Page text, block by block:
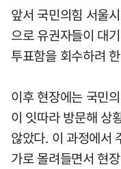
앞서 국민의힘 서울
으로 유권자들이 대
투표함을 회수하려
이후 현장에는 국민
이 잇따라 방문해 상
않았다. 이 과정에서
가로 몰려들면서 현